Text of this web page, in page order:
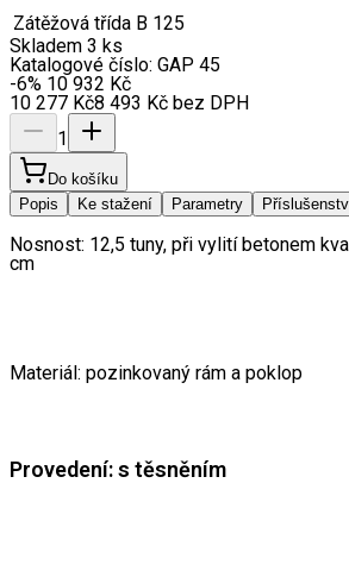
Zátěžová třída B 125
Skladem 3 ks
Katalogové číslo: GAP 45
-6% 10 932 Kč
10 277 Kč8 493 Kč bez DPH
1
Do košíku
Popis
Ke stažení Parametry
Nosnost: 12,5 tuny, při vylití betonem
cm
Materiál: pozinkovaný rám a poklop
Provedení: s těsněním